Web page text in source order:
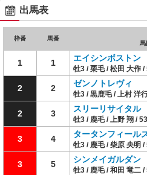
出馬表
枠番 馬番
馬
1 1 エイシンボストン
牡3 / 栗毛 / 松田 大作
2 2 ゼンノトレヴィ
牡3 / 黒鹿毛 / 上村 洋
2 3 スリーリサイタル
牡3 / 鹿毛 / 上野 翔 /
3 4 タータンフィール
牡3 / 鹿毛 / 柴原 央明
3 5 シンメイガルダン
牡3 / 鹿毛 / 和田 竜二